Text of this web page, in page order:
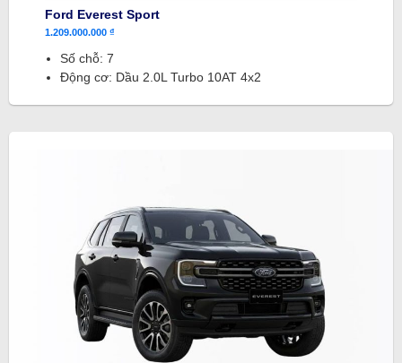
Ford Everest Sport
1.209.000.000 ₫
Số chỗ: 7
Động cơ: Dầu 2.0L Turbo 10AT 4x2